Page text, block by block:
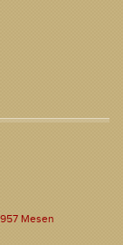
Mesen